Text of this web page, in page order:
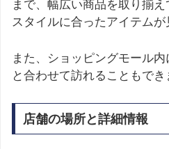
まで、幅広い商品を取り揃
スタイルに合ったアイテムが
また、ショッピングモール
と合わせて訪れることもでき
店舗の場所と詳細情報